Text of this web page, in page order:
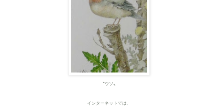
〝ウソ〟
インターネットでは、